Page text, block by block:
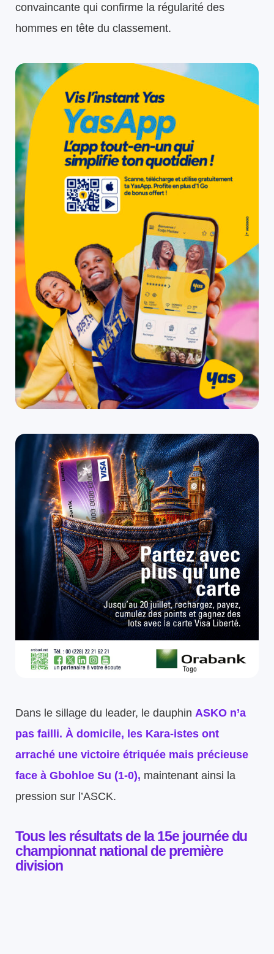
convaincante qui confirme la régularité des
hommes en tête du classement.
Dans le sillage du leader, le dauphin ASKO n’a
pas failli. À domicile, les Kara-istes ont
arraché une victoire étriquée mais précieuse
face à Gbohloe Su (1-0), maintenant ainsi la
pression sur l’ASCK.
Tous les résultats de la 15e journée du
championnat national de première
division